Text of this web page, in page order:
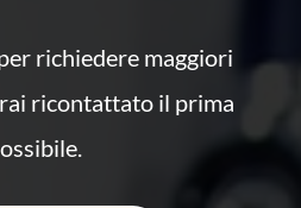
richiedere maggiori
ricontattato il prima